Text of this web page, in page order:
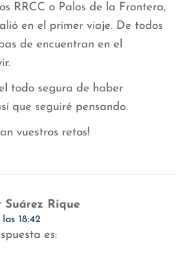
RRCC o Palos de la Frontera,
en el primer viaje. De todos
de encuentran en el
todo segura de haber
que seguiré pensando.
vuestros retos!
Suárez Rique
18:42
es: